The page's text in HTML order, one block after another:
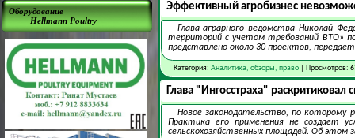
Оборудование
Hellmann Poultry
Эффективный агробизнес
Глава аграрного ведомства Николай
территорий с учетом требований ВТО»
представлено около 30 проектов,
Категория: Аналитика, обзоры, право| Просмотров:
Глава "Ингосстраха" раскритиковал
Новое законодательство, по которому
Практика его применения не создает
сельскохозяйственных площадей. Об этом